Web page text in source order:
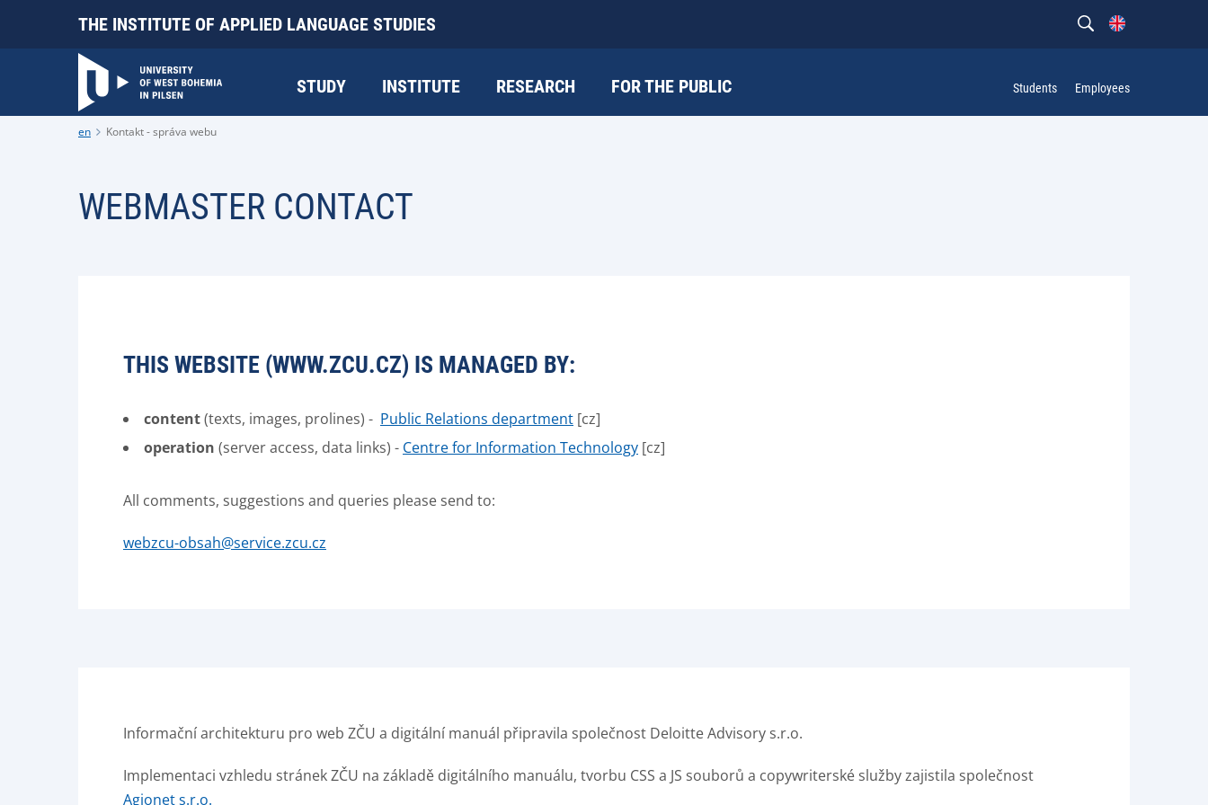
THE INSTITUTE OF APPLIED LANGUAGE STUDIES
STUDY INSTITUTE RESEARCH FOR THE PUBLIC Students Employees
en Kontakt - správa webu
WEBMASTER CONTACT
THIS WEBSITE (WWW.ZCU.CZ) IS MANAGED BY:
content(texts, images, prolines) - Public Relations department [cz]
operation (server access, data links) - Centre for Information Technology [cz]
All comments, suggestions and queries please send to:
webzcu-obsah@service.zcu.cz
Informační architekturu pro web ZČU a digitální manuál připravila společnost Deloitte Advisory s.r.o.
Implementaci vzhledu stránek ZČU na základě digitálního manuálu, tvorbu CSS a JS souborů a copywriterské služby zajistila společnost
Agionet s.r.o.